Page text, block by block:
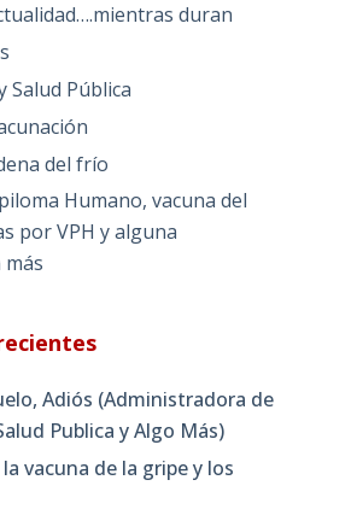
duran
Salud Pública
del frío
Humano, vacuna del
por VPH y alguna
Adiós (Administradora de
Publica y Algo Más)
vacuna de la gripe y los